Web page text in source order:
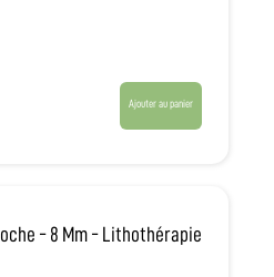
Ajouter au panier
- 8 Mm - Lithothérapie